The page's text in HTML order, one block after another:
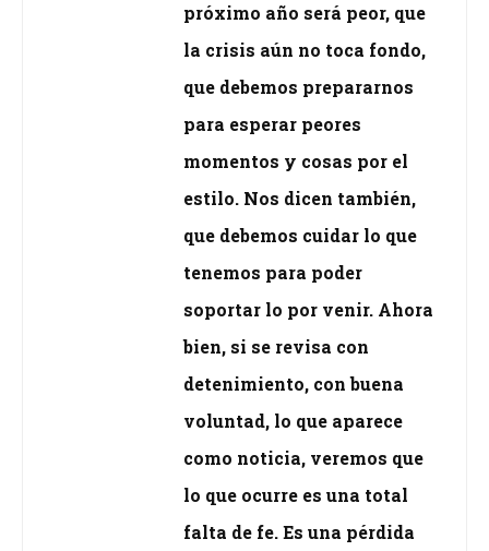
próximo año será peor, que
la crisis aún no toca fondo,
que debemos prepararnos
para esperar peores
momentos y cosas por el
estilo. Nos dicen también,
que debemos cuidar lo que
tenemos para poder
soportar lo por venir. Ahora
bien, si se revisa con
detenimiento, con buena
voluntad, lo que aparece
como noticia, veremos que
lo que ocurre es una total
falta de fe. Es una pérdida